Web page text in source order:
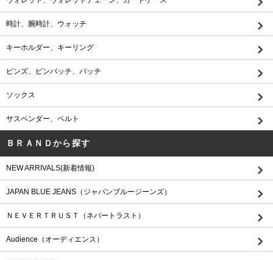
時計、腕時計、ウォッチ
キーホルダー、キーリング
ピンズ、ピンバッチ、バッチ
ソックス
サスペンダー、ベルト
ＢＲＡＮＤから探す
NEW ARRIVALS(新着情報)
JAPAN BLUE JEANS（ジャパンブルージーンズ）
ＮＥＶＥＲＴＲＵＳＴ（ネバートラスト）
Audience（オーディエンス）